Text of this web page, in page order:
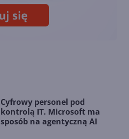
Cyfrowy personel pod
kontrolą IT. Microsoft ma
sposób na agentyczną AI